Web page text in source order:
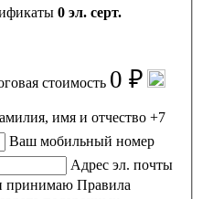
0 эл. серт.
стоимость 0 ₽
имя и отчество +7
Ваш мобильный номер
Адрес эл. почты
принимаю Правила